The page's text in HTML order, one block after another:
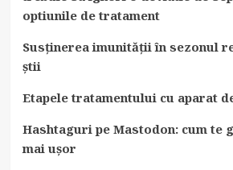
optiunile de tratament
Susținerea imunității în sezonul
știi
Etapele tratamentului cu aparat
Hashtaguri pe Mastodon: cum te
mai ușor